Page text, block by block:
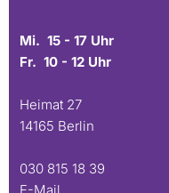
Mi. 15 - 17 Uhr
Fr. 10 - 12 Uhr
Heimat 27
14165 Berlin
030 815 18 39